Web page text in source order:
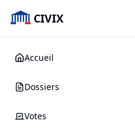
CIVIX
Accueil
Dossiers
Votes